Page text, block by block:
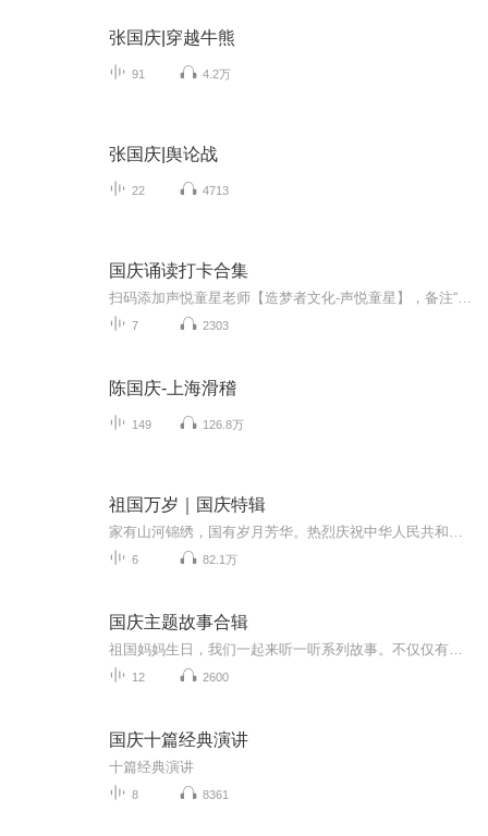
张国庆|穿越牛熊
91 4.2万
张国庆|舆论战
22 4713
国庆诵读打卡合集
7 2303
陈国庆-上海滑稽
149 126.8万
祖国万岁｜国庆特辑
6 82.1万
国庆主题故事合辑
12 2600
国庆十篇经典演讲
十篇经典演讲
8 8361